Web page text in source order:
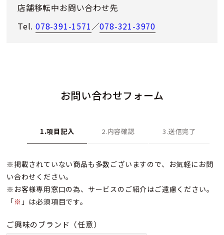
店舗移転中お問い合わせ先
Tel. 078-391-1571／078-321-3970
お問い合わせフォーム
1.項目記入 2.内容確認 3.送信完了
※掲載されていない商品も多数ございますので、お気軽にお問
い合わせください。
※お客様専用窓口の為、サービスのご紹介はご遠慮ください。
「※ 」は必須項目です。
ご興味のブランド （任意）